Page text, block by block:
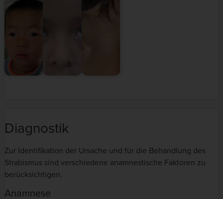
Diagnostik
Zur Identifikation der Ursache und für die Behandlung des
Strabismus sind verschiedene anamnestische Faktoren zu
berücksichtigen.
Anamnese